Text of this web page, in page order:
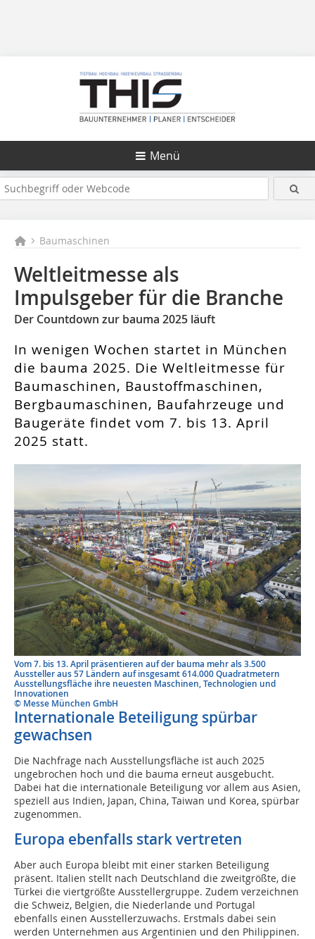
Menü
Baumaschinen
Weltleitmesse als
Impulsgeber für die Branche
Der Countdown zur bauma 2025 läuft
In wenigen Wochen startet in München
die bauma 2025. Die Weltleitmesse für
Baumaschinen, Baustoffmaschinen,
Bergbaumaschinen, Baufahrzeuge und
Baugeräte findet vom 7. bis 13. April
2025 statt.
Vom 7. bis 13. April präsentieren auf der bauma mehr als 3.500
Aussteller aus 57 Ländern auf insgesamt 614.000 Quadratmetern
Ausstellungsfläche ihre neuesten Maschinen, Technologien und
Innovationen
© Messe München GmbH
Internationale Beteiligung spürbar
gewachsen
Die Nachfrage nach Ausstellungsfläche ist auch 2025
ungebrochen hoch und die bauma erneut ausgebucht.
Dabei hat die internationale Beteiligung vor allem aus Asien,
speziell aus Indien, Japan, China, Taiwan und Korea, spürbar
zugenommen.
Europa ebenfalls stark vertreten
Aber auch Europa bleibt mit einer starken Beteiligung
präsent. Italien stellt nach Deutschland die zweitgrößte, die
Türkei die viertgrößte Ausstellergruppe. Zudem verzeichnen
die Schweiz, Belgien, die Niederlande und Portugal
ebenfalls einen Ausstellerzuwachs. Erstmals dabei sein
werden Unternehmen aus Argentinien und den Philippinen.